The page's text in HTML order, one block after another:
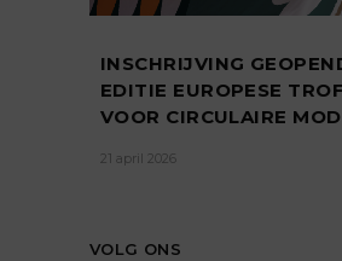
INSCHRIJVING
EDITIE EUROPESE
VOOR CIRCULAIRE
21 april 2026
VOLG ONS